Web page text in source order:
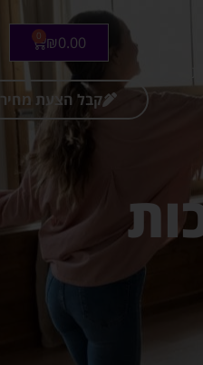
₪0.00
0
קבל הצעת מחיר